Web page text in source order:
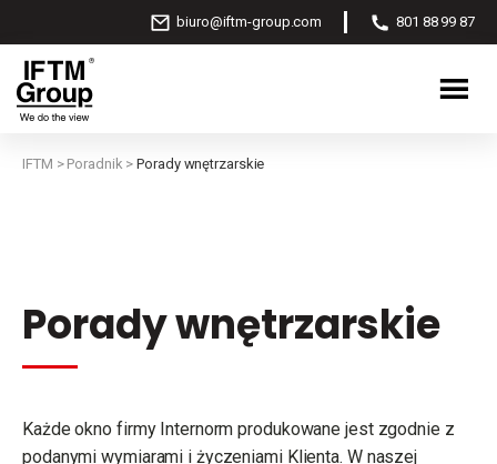
biuro@iftm-group.com 801 88 99 87
IFTM > Poradnik >Porady wnętrzarskie
Porady wnętrzarskie
Każde okno firmy Internorm produkowane jest zgodnie z
podanymi wymiarami i życzeniami Klienta. W naszej